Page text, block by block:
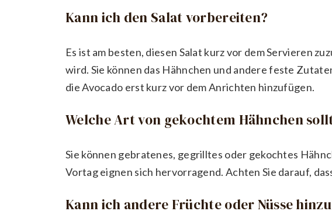
Kann ich den Salat vorbereiten?
Es ist am besten, diesen Salat kurz vor dem Servieren
wird. Sie können das Hähnchen und andere feste
die Avocado erst kurz vor dem Anrichten hinzufügen.
Welche Art von gekochtem Hähnchen
Sie können gebratenes, gegrilltes oder gekochtes
Vortag eignen sich hervorragend. Achten Sie darauf,
Kann ich andere Früchte oder Nüsse